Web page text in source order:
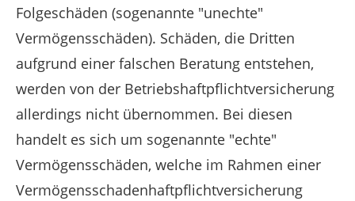
Folgeschäden (sogenannte "unechte"
Vermögensschäden). Schäden, die Dritten
aufgrund einer falschen Beratung entstehen,
werden von der Betriebshaftpflichtversicherung
allerdings nicht übernommen. Bei diesen
handelt es sich um sogenannte "echte"
Vermögensschäden, welche im Rahmen einer
Vermögensschadenhaftpflichtversicherung